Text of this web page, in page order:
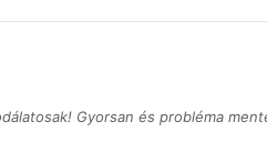
Gyorsan és probléma